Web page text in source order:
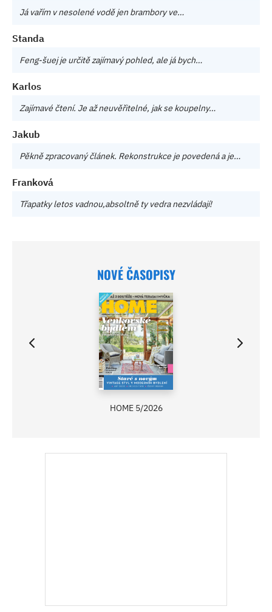
Já vařím v nesolené vodě jen brambory ve…
Standa
Feng-šuej je určitě zajímavý pohled, ale já bych…
Karlos
Zajímavé čtení. Je až neuvěřitelné, jak se koupelny…
Jakub
Pěkně zpracovaný článek. Rekonstrukce je povedená a je…
Franková
Třapatky letos vadnou,absoltně ty vedra nezvládají!
NOVÉ ČASOPISY
HOME 5/2026